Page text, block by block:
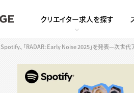
クリエイター求人を探す
Spotify、「RADAR: Early Noise 2025」を発表—次世代